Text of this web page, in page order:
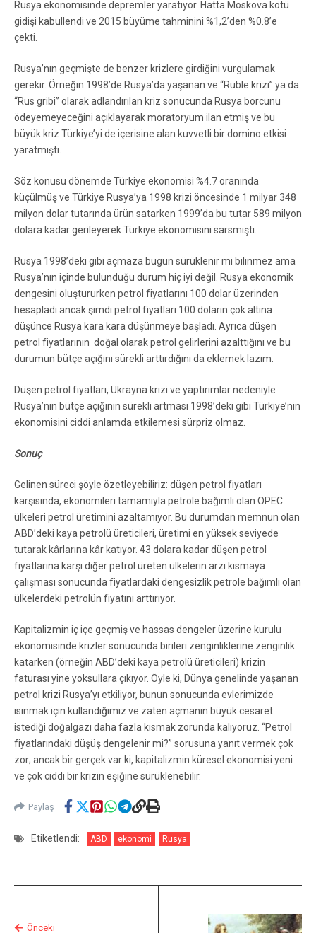
Rusya ekonomisinde depremler yaratıyor. Hatta Moskova kötü
gidişi kabullendi ve 2015 büyüme tahminini %1,2’den %0.8’e
çekti.
Rusya’nın geçmişte de benzer krizlere girdiğini vurgulamak
gerekir. Örneğin 1998’de Rusya’da yaşanan ve “Ruble krizi” ya da
“Rus gribi” olarak adlandırılan kriz sonucunda Rusya borcunu
ödeyemeyeceğini açıklayarak moratoryum ilan etmiş ve bu
büyük kriz Türkiye’yi de içerisine alan kuvvetli bir domino etkisi
yaratmıştı.
Söz konusu dönemde Türkiye ekonomisi %4.7 oranında
küçülmüş ve Türkiye Rusya’ya 1998 krizi öncesinde 1 milyar 348
milyon dolar tutarında ürün satarken 1999’da bu tutar 589 milyon
dolara kadar gerileyerek Türkiye ekonomisini sarsmıştı.
Rusya 1998’deki gibi açmaza bugün sürüklenir mi bilinmez ama
Rusya’nın içinde bulunduğu durum hiç iyi değil. Rusya ekonomik
dengesini oluştururken petrol fiyatlarını 100 dolar üzerinden
hesapladı ancak şimdi petrol fiyatları 100 doların çok altına
düşünce Rusya kara kara düşünmeye başladı. Ayrıca düşen
petrol fiyatlarının doğal olarak petrol gelirlerini azalttığını ve bu
durumun bütçe açığını sürekli arttırdığını da eklemek lazım.
Düşen petrol fiyatları, Ukrayna krizi ve yaptırımlar nedeniyle
Rusya’nın bütçe açığının sürekli artması 1998’deki gibi Türkiye’nin
ekonomisini ciddi anlamda etkilemesi sürpriz olmaz.
Sonuç
Gelinen süreci şöyle özetleyebiliriz: düşen petrol fiyatları
karşısında, ekonomileri tamamıyla petrole bağımlı olan OPEC
ülkeleri petrol üretimini azaltamıyor. Bu durumdan memnun olan
ABD’deki kaya petrolü üreticileri, üretimi en yüksek seviyede
tutarak kârlarına kâr katıyor. 43 dolara kadar düşen petrol
fiyatlarına karşı diğer petrol üreten ülkelerin arzı kısmaya
çalışması sonucunda fiyatlardaki dengesizlik petrole bağımlı olan
ülkelerdeki petrolün fiyatını arttırıyor.
Kapitalizmin iç içe geçmiş ve hassas dengeler üzerine kurulu
ekonomisinde krizler sonucunda birileri zenginliklerine zenginlik
katarken (örneğin ABD’deki kaya petrolü üreticileri) krizin
faturası yine yoksullara çıkıyor. Öyle ki, Dünya genelinde yaşanan
petrol krizi Rusya’yı etkiliyor, bunun sonucunda evlerimizde
ısınmak için kullandığımız ve zaten açmanın büyük cesaret
istediği doğalgazı daha fazla kısmak zorunda kalıyoruz. “Petrol
fiyatlarındaki düşüş dengelenir mi?” sorusuna yanıt vermek çok
zor; ancak bir gerçek var ki, kapitalizmin küresel ekonomisi yeni
ve çok ciddi bir krizin eşiğine sürüklenebilir.
Paylaş
Etiketlendi: ABD ekonomi Rusya
Önceki